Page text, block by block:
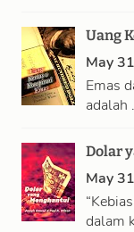
Uang
May
Emas
adalah
Dolar
May
dalam